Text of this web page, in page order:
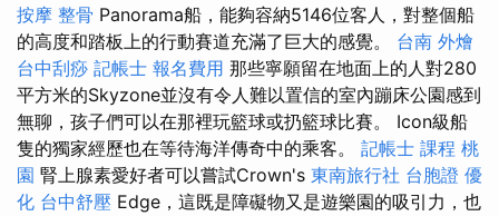
按摩 整骨 Panorama船，能夠容納5146位客人，對整個船
的高度和踏板上的行動賽道充滿了巨大的感覺。 台南 外燴
台中刮痧 記帳士 報名費用 那些寧願留在地面上的人對280
平方米的Skyzone並沒有令人難以置信的室內蹦床公園感到
無聊，孩子們可以在那裡玩籃球或扔籃球比賽。 Icon級船
隻的獨家經歷也在等待海洋傳奇中的乘客。 記帳士 課程 桃
園 腎上腺素愛好者可以嘗試Crown's 東南旅行社 台胞證 優
化 台中舒壓 Edge，這既是障礙物又是遊樂園的吸引力，也